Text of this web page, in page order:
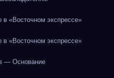
«Восточном экспрессе»
«Восточном экспрессе»
— Основание